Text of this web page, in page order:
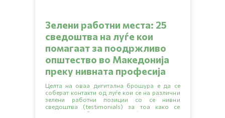
Зелени работни места: 25
сведоштва на луѓе кои
помагаат за поодржливо
општество во Македонија
преку нивната професија
Целта на оваа дигитална брошура е да се
соберат контакти од луѓе кои се на различни
зелени работни позиции со се нивни
сведоштва (testimonials) за тоа како се
решиле да работат ваква професија, како го